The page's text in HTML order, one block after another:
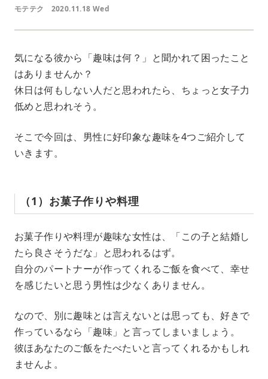
モテテク 2020.11.18 Wed
気になる彼から「趣味は何？」と聞かれて困ったこと
はありませんか？
休日は何もしない人だと思われたら、ちょっと女子力
低めと思われそう。
そこで今回は、男性に好印象な趣味を4つご紹介して
いきます。
（1）お菓子作りや料理
お菓子作りや料理が趣味な女性は、「この子と結婚し
たら良さそうだな」と思われるはず。
自分のパートナーが作ってくれるご飯を食べて、幸せ
を感じたいと思う男性は少なくありません。
なので、別に趣味とは言えないとは思っても、好きで
作っているなら「趣味」と言ってしまいましょう。
彼ほあなたのご飯をたべたいと言ってくれるかもしれ
ませんよ。